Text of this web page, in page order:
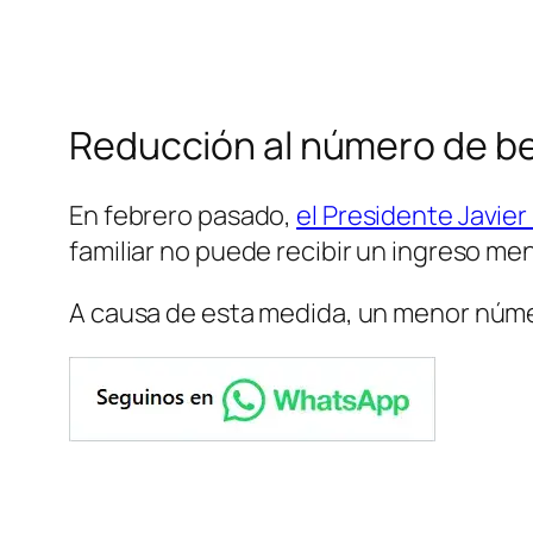
Reducción al número de
En febrero pasado, el Presidente
familiar no puede recibir un ingreso
A causa de esta medida, un menor